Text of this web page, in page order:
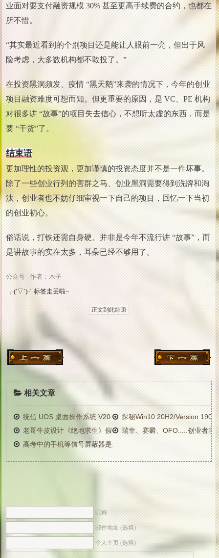
业面对要支付融资规模 30% 甚至更高手续费的合约，也都在
所不惜。
“其实最近看到的个别项目还是能让人眼前一亮，但出于风
险考虑，大多数机构都不敢投了。”
在投资黑洞频发、疫情 “黑天鹅”来袭的情况下，今年的创业
项目融资难度可想而知。但更重要的原因，是 VC、PE 机构
对很多讲 “故事”的项目失去信心，不想听太虚的东西，而是
要 “干货”了。
结束语
更加理性的投资观，更加谨慎的投资态度并不是一件坏事。
除了一些创业行列的害群之马、创业黑洞需要得到洗牌和淘
汰，创业者也不妨仔细审视一下自己的项目，回忆一下当初
的创业初心。
俗话说，打铁还需自身硬。并非是今年不流行讲 “故事”，而
是讲故事的实在太多，耳朵已经不够用了。
公众号
作者：木子
╭(′▽`)╯标签走丢啦~
正文到此结束
相关文章
统信 UOS 桌面操作系统 V20 专业版（1020）正式发布：海量更
探秘Win10 20H2/Version 1909
老哥牛皮设计《绝地求生》假外挂：免费下载，惊喜 惊喜 惊喜
瑞幸、赛麟、OFO.....创业者的
高考中的手机等信号屏蔽器是怎么个原理？
昵称
邮件地址 (选填)
个人主页 (选填)